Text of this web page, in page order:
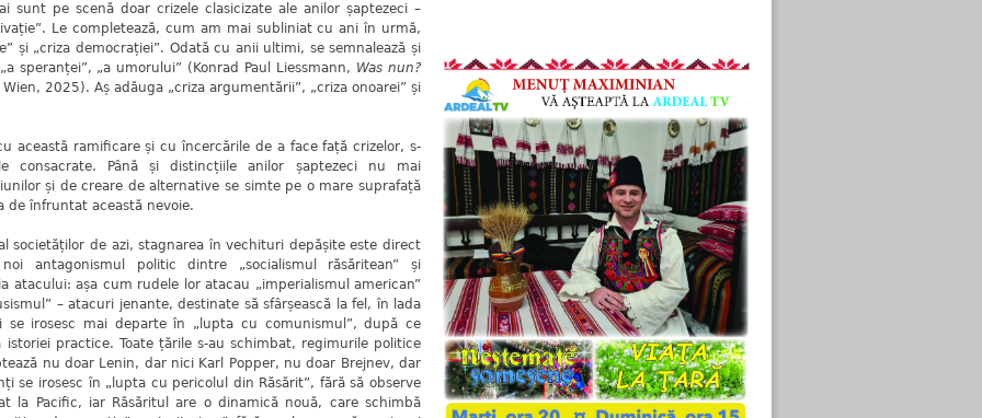
sunt pe scenă doar crizele clasicizate ale anilor șaptezeci –
Le completează, cum am mai subliniat cu ani în urmă,
și „criza democrației”. Odată cu anii ultimi, se semnalează și
speranței”, „a umorului” (Konrad Paul Liessmann, Was nun?
Wien, 2025). Aș adăuga „criza argumentării”, „criza onoarei” și
această ramificare și cu încercările de a face față crizelor, s-
consacrate. Până și distincțiile anilor șaptezeci nu mai
și de creare de alternative se simte pe o mare suprafață
de înfruntat această nevoie.
societăților de azi, stagnarea în vechituri depășite este direct
antagonismul politic dintre „socialismul răsăritean” și
atacului: așa cum rudele lor atacau „imperialismul american”
– atacuri jenante, destinate să sfârșească la fel, în lada
irosesc mai departe în „lupta cu comunismul”, după ce
practice. Toate țările s-au schimbat, regimurile politice
nu doar Lenin, dar nici Karl Popper, nu doar Brejnev, dar
se irosesc în „lupta cu pericolul din Răsărit”, fără să observe
la Pacific, iar Răsăritul are o dinamică nouă, care schimbă